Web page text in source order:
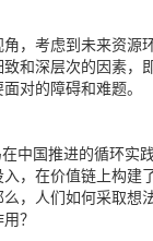
考虑到未来资源
和深层次的因素，
对的障碍和难题。
国推进的循环实
，在价值链上构建
，人们如何采取想
？